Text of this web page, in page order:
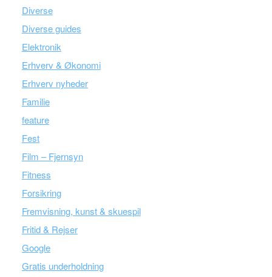
Diverse
Diverse guides
Elektronik
Erhverv & Økonomi
Erhverv nyheder
Familie
feature
Fest
Film – Fjernsyn
Fitness
Forsikring
Fremvisning, kunst & skuespil
Fritid & Rejser
Google
Gratis underholdning